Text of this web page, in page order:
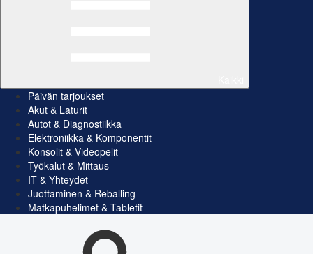
Päivän tarjoukset
Akut & Laturit
Autot & Diagnostiikka
Elektroniikka & Komponentit
Konsolit & Videopelit
Työkalut & Mittaus
IT & Yhteydet
Juottaminen & Reballing
Matkapuhelimet & Tabletit